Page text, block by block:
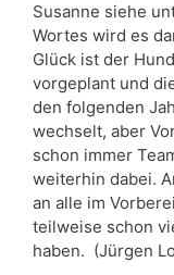
Susanne siehe
Wortes wird es
Glück ist der
vorgeplant und
den folgenden
wechselt, aber
schon immer
weiterhin dabei.
an alle im
teilweise schon
haben. (Jürgen